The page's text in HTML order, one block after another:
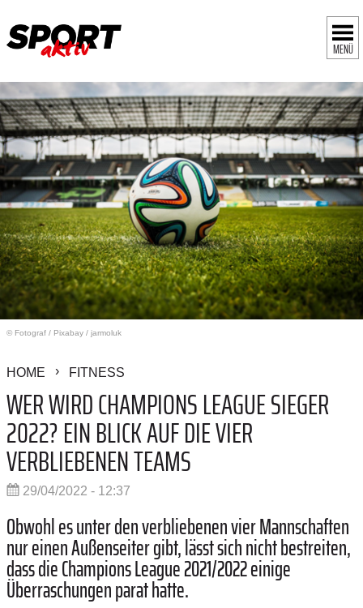
MENÜ
© Fotograf / Pixabay / jarmoluk
HOME FITNESS
WER WIRD CHAMPIONS LEAGUE SIEGER
2022? EIN BLICK AUF DIE VIER
VERBLIEBENEN TEAMS
29/04/2022 - 12:37
Obwohl es unter den verbliebenen vier Mannschaften
nur einen Außenseiter gibt, lässt sich nicht bestreiten,
dass die Champions League 2021/2022 einige
Überraschungen parat hatte.